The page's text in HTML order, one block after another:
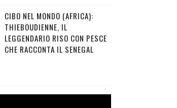
CIBO NEL MONDO (AFRICA):
THIEBOUDIENNE, IL
LEGGENDARIO RISO CON PESCE
CHE RACCONTA IL SENEGAL